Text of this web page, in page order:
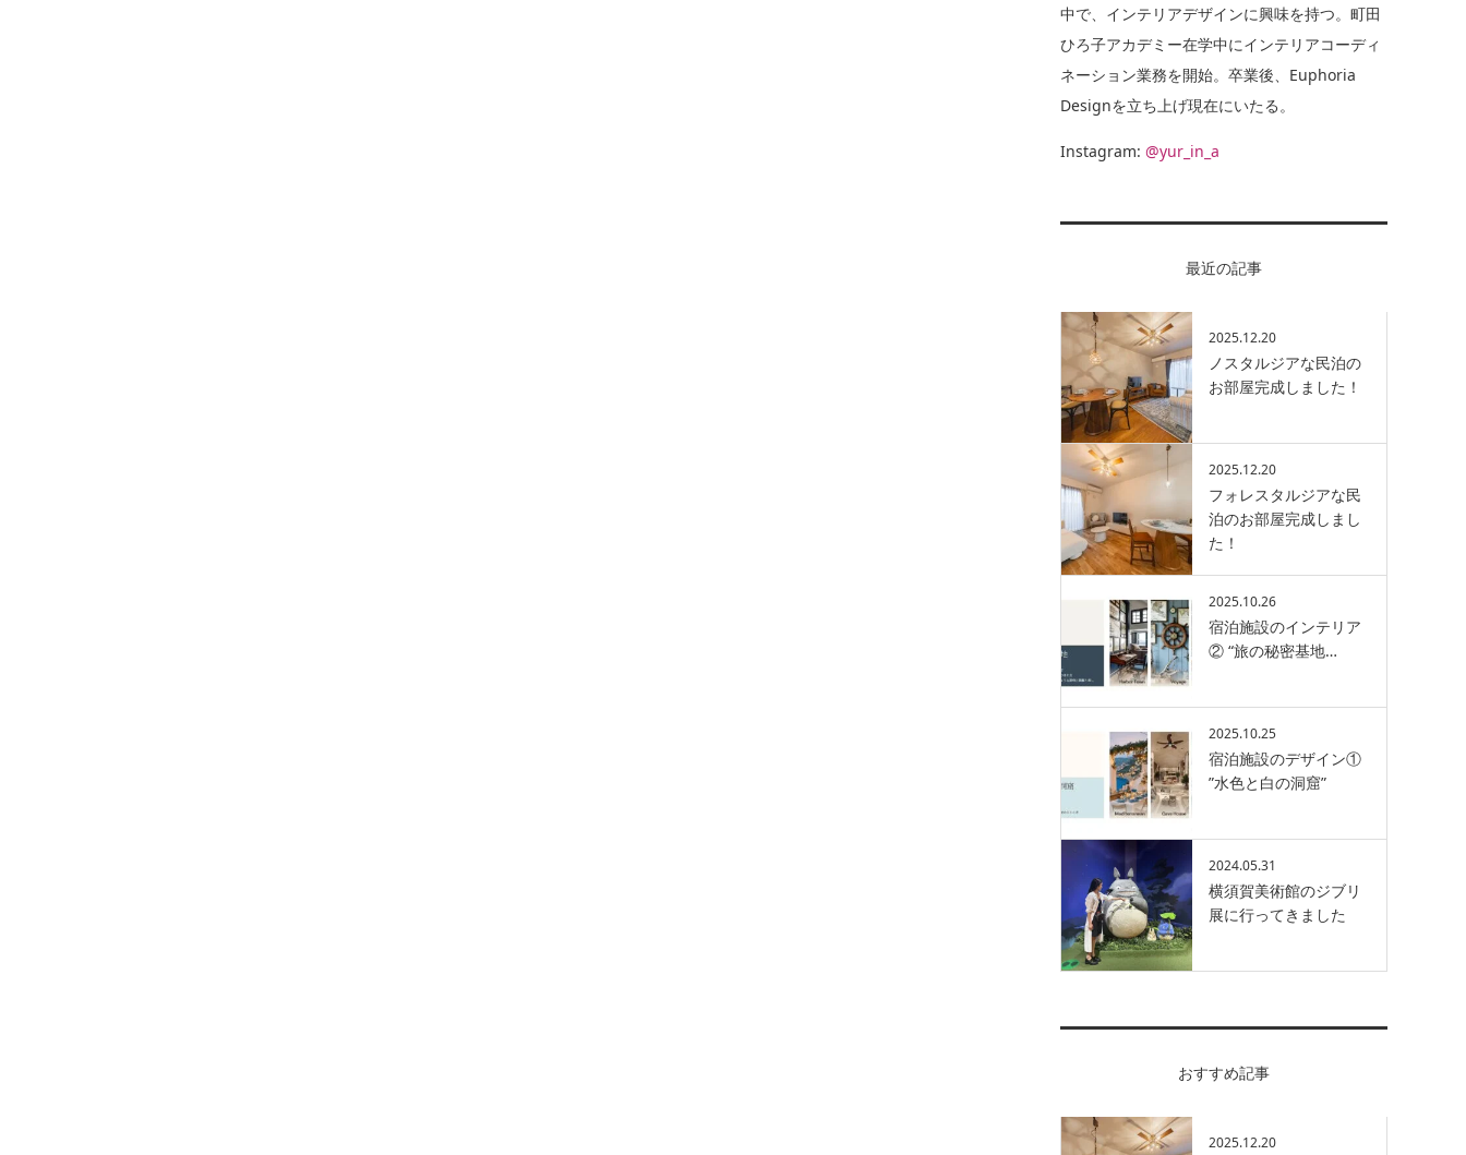
中で、インテリアデザインに興味を持つ。町田
ひろ子アカデミー在学中にインテリアコーディ
ネーション業務を開始。卒業後、Euphoria
Designを立ち上げ現在にいたる。
Instagram: @yur_in_a
最近の記事
2025.12.20
ノスタルジアな民泊の
お部屋完成しました！
2025.12.20
フォレスタルジアな民
泊のお部屋完成しまし
た！
2025.10.26
宿泊施設のインテリア
② “旅の秘密基地…
2025.10.25
宿泊施設のデザイン①
”水色と白の洞窟”
2024.05.31
横須賀美術館のジブリ
展に行ってきました
おすすめ記事
2025.12.20